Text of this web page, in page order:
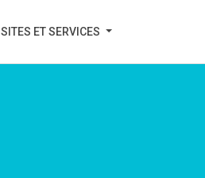
SITES ET SERVICES